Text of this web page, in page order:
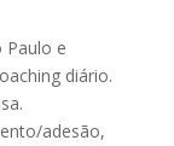
Paulo e
diário.
adesão,